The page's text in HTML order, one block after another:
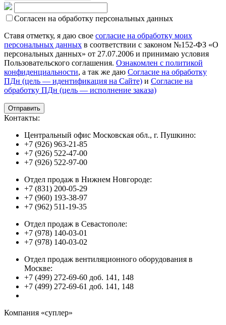
Согласен на обработку персональных данных
Ставя отметку, я даю свое согласие на обработку моих
персональных данных в соответствии с законом №152-ФЗ «О
персональных данных» от 27.07.2006 и принимаю условия
Пользовательского соглашения. Ознакомлен с политикой
конфиденциальности, а так же даю Согласие на обработку
ПДн (цель — идентификация на Сайте) и Согласие на
обработку ПДн (цель — исполнение заказа)
Контакты:
Центральный офис Московская обл., г. Пушкино:
+7 (926) 963-21-85
+7 (926) 522-47-00
+7 (926) 522-97-00
Отдел продаж в Нижнем Новгороде:
+7 (831) 200-05-29
+7 (960) 193-38-97
+7 (962) 511-19-35
Отдел продаж в Севастополе:
+7 (978) 140-03-01
+7 (978) 140-03-02
Отдел продаж вентиляционного оборудования в
Москве:
+7 (499) 272-69-60 доб. 141, 148
+7 (499) 272-69-61 доб. 141, 148
Компания «суплер»